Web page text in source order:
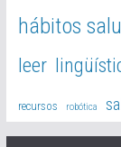
hábitos
leer
recursos robótica